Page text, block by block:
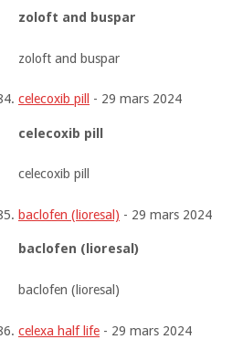
zoloft and buspar
zoloft and buspar
celecoxib pill - 29 mars 2024
celecoxib pill
celecoxib pill
baclofen (lioresal) - 29 mars 2024
baclofen (lioresal)
baclofen (lioresal)
celexa half life - 29 mars 2024